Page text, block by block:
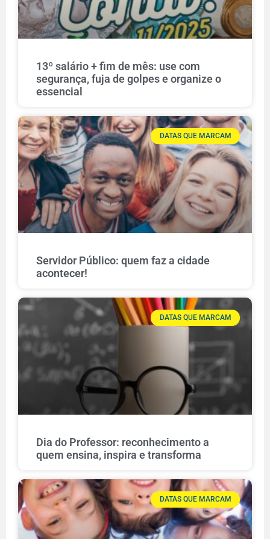
13º salário + fim de mês: use com
segurança, fuja de golpes e organize o
essencial
DATAS QUE MARCAM
Servidor Público: quem faz a cidade
acontecer!
DATAS QUE MARCAM
Dia do Professor: reconhecimento a
quem ensina, inspira e transforma
DATAS QUE MARCAM